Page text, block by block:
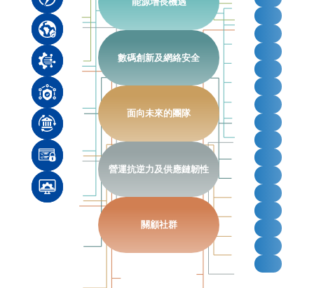
數碼創新及網絡安全
面向未來的團隊
營運抗逆力及供應鏈韌性
關顧社群